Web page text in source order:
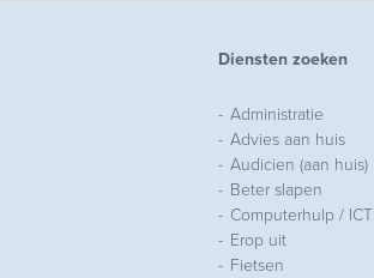
Diensten zoeken
Administratie
Advies aan huis
Audicien (aan huis)
Beter slapen
Computerhulp / ICT
Erop uit
Fietsen